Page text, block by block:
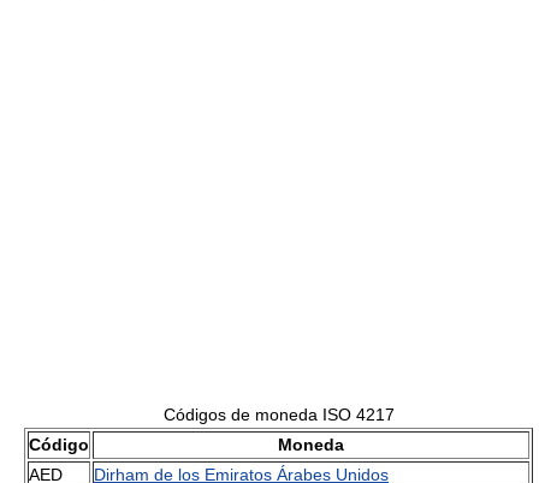
Códigos de moneda ISO 4217
Código
Moneda
AED
Dirham de los Emiratos Árabes Unidos